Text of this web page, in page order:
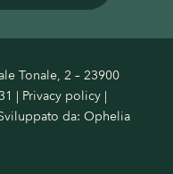
Tonale, 2 – 23900
| Privacy policy |
da:Ophelia